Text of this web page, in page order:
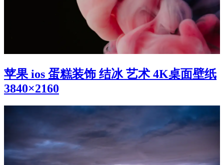
苹果 ios 蛋糕装饰 结冰 艺术 4K桌面壁纸
3840×2160